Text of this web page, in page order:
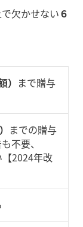
欠かせない６
） まで贈与
までの贈与
不要、
2024年改